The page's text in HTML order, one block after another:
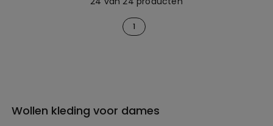
1
Wollen kleding voor dames